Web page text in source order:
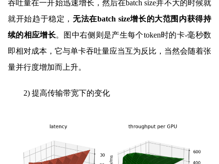
吞吐量在一开始迅速增长，然后在batch size并不大的时候就
就开始趋于稳定，无法在batch size增长的大范围内获得持
续的相应增长。图中右侧则是产生每个token时的卡-毫秒数
即相对成本，它与单卡吞吐量应当互为反比，当然会随着张
量并行度增加而上升。
2) 提高传输带宽下的变化